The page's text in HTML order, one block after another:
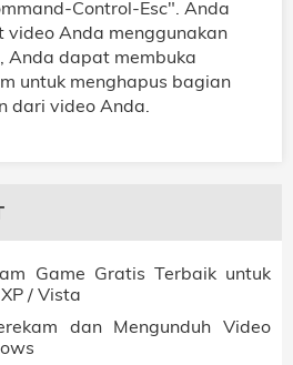
Control-Esc". Anda
Anda menggunakan
Anda dapat membuka
untuk menghapus bagian
dari video Anda.
Game Gratis Terbaik untuk
/ Vista
dan Mengunduh Video